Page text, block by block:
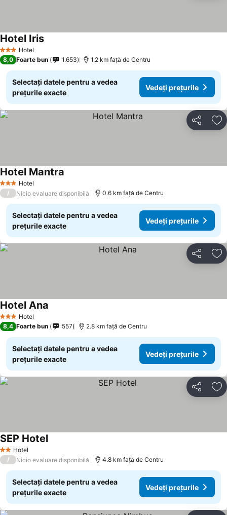
3 SteleHotel
Hotel IrisVedeți prețurile
8,0 Foarte bun 1.653 1.2 km faţă de Centru
Selectați datele pentru a vedea
prețurile exacte
Vedeți prețurile
Distribuiți
3 SteleHotel
Hotel Mantra
/ Nicio evaluare disponibilă 0.6 km faţă de Centru
Selectați datele pentru a vedea
prețurile exacte
Vedeți prețurile
Distribuiți
3 SteleHotel
Hotel Ana
8,4 Foarte bun 557 2.8 km faţă de Centru
Selectați datele pentru a vedea
prețurile exacte
Vedeți prețurile
Distribuiți
2 SteleHotel
SEP HotelVedeți prețurile
/ Nicio evaluare disponibilă 4.8 km faţă de Centru
Selectați datele pentru a vedea
prețurile exacte
Vedeți prețurile